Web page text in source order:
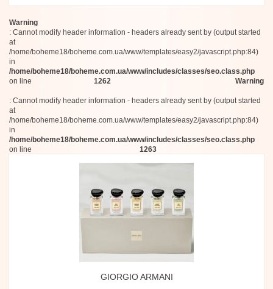
Warning
: Cannot modify header information - headers already sent by (output started
at
/home/boheme18/boheme.com.ua/www/templates/easy2/javascript.php:84)
in
/home/boheme18/boheme.com.ua/www/includes/classes/seo.class.php
on line
1262 Warning
: Cannot modify header information - headers already sent by (output started
at
/home/boheme18/boheme.com.ua/www/templates/easy2/javascript.php:84)
in
/home/boheme18/boheme.com.ua/www/includes/classes/seo.class.php
on line
1263
GIORGIO ARMANI